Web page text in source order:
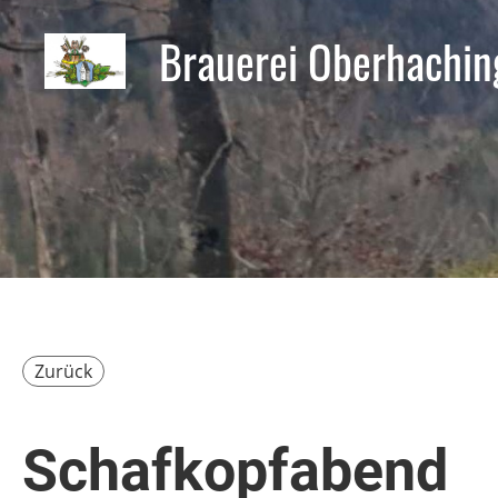
Brauerei
Zurück
Schafkopfabend